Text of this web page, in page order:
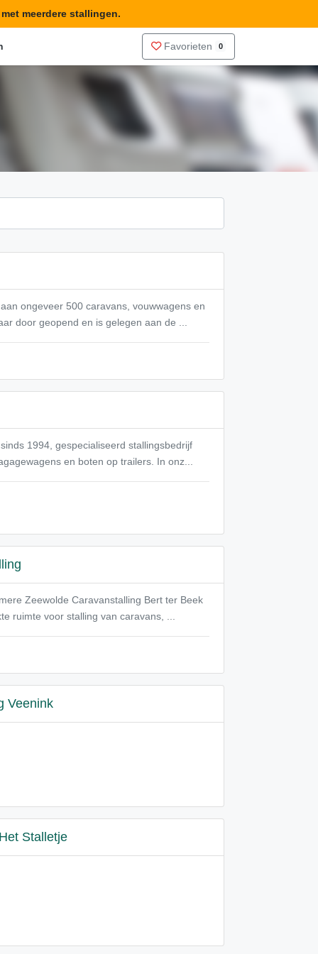
meerdere stallingen.
Favorieten 0
ongeveer 500 caravans, vouwwagens en
door geopend en is gelegen aan de ...
1994, gespecialiseerd stallingsbedrijf
en boten op trailers. In onz...
Zeewolde Caravanstalling Bert ter Beek
ruimte voor stalling van caravans, ...
Veenink
Stalletje